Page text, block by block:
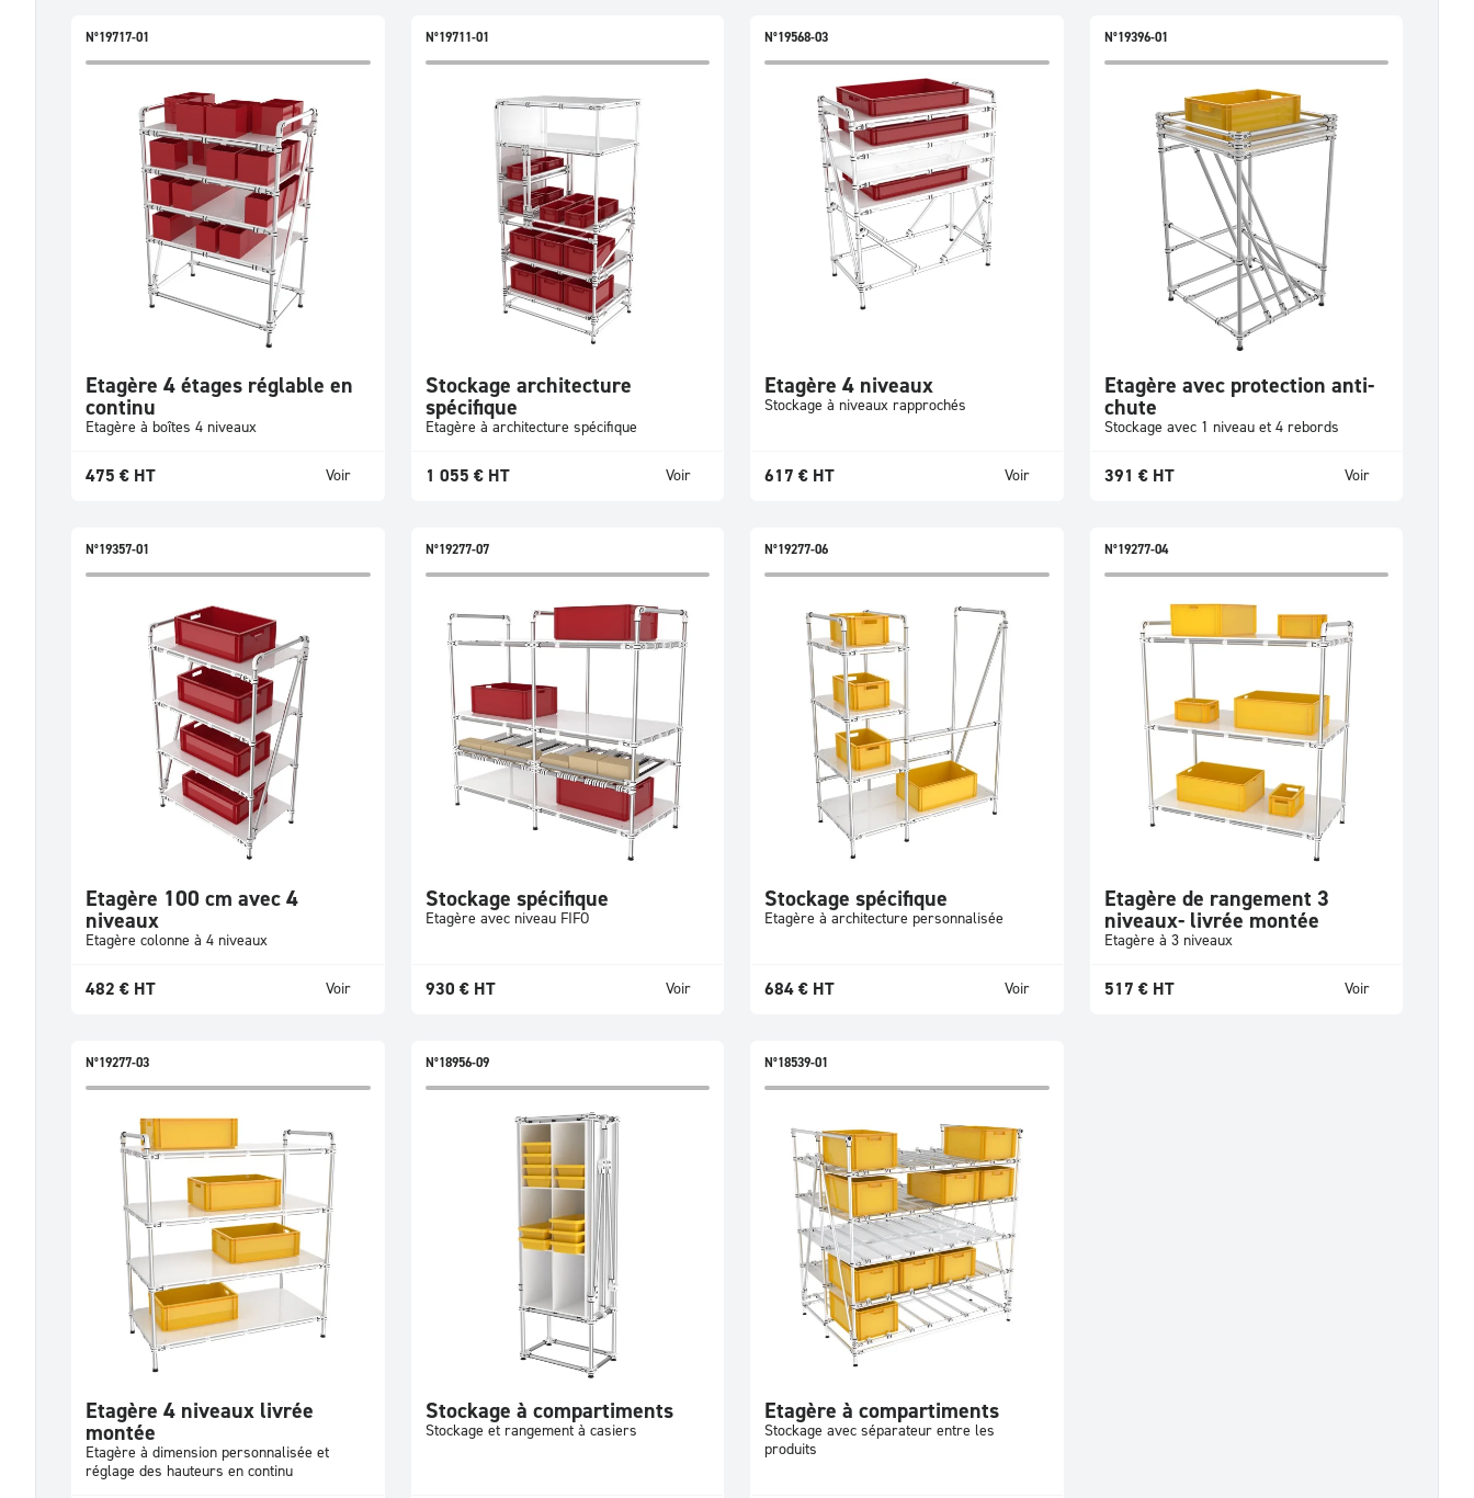
N°19717-01
Etagère 4 étages réglable en
continu
Etagère à boîtes 4 niveaux
475 € HT Voir
N°19711-01
Stockage architecture
spécifique
Etagère à architecture spécifique
1 055 € HT Voir
N°19568-03
Etagère 4 niveaux
Stockage à niveaux rapprochés
617 € HT Voir
N°19396-01
Etagère avec protection anti-
chute
Stockage avec 1 niveau et 4 rebords
391 € HT Voir
N°19357-01
Etagère 100 cm avec 4
niveaux
Etagère colonne à 4 niveaux
482 € HT Voir
N°19277-07
Stockage spécifique
Etagère avec niveau FIFO
930 € HT Voir
N°19277-06
Stockage spécifique
Etagère à architecture personnalisée
684 € HT Voir
N°19277-04
Etagère de rangement 3
niveaux- livrée montée
Etagère à 3 niveaux
517 € HT Voir
N°19277-03
Etagère 4 niveaux livrée
montée
Etagère à dimension personnalisée et
réglage des hauteurs en continu
N°18956-09
Stockage à compartiments
Stockage et rangement à casiers
N°18539-01
Etagère à compartiments
Stockage avec séparateur entre les
produits